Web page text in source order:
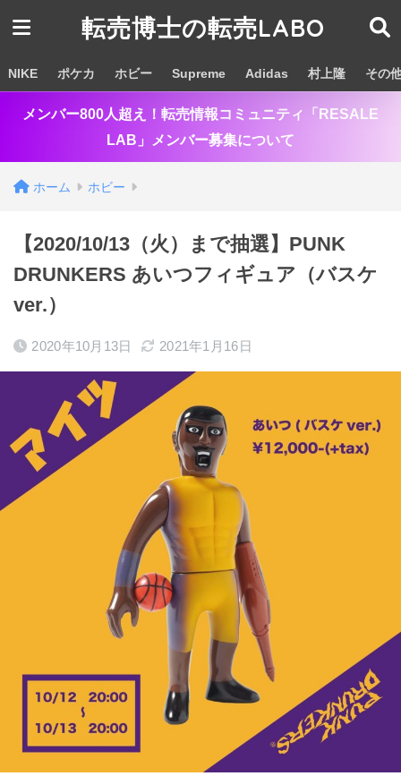
転売博士の転売LABO
NIKE ポケカ ホビー Supreme Adidas 村上隆 その
メンバー800人超え！転売情報コミュニティ「RESALE
LAB」メンバー募集について
ホーム ホビー
【2020/10/13（火）まで抽選】PUNK
DRUNKERS あいつフィギュア（バスケ
ver.）
2020年10月13日 2021年1月16日